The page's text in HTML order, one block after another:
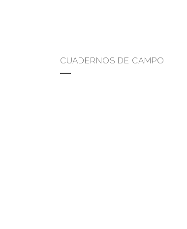
CUADERNOS DE CAMPO